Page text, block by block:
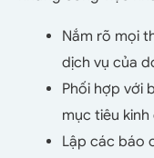
Nắm rõ mọi
dịch vụ của
Phối hợp với
mục tiêu
Lập các báo